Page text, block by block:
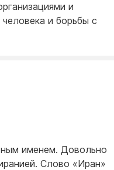
и
и борьбы с
именем. Довольно
Слово «Иран»